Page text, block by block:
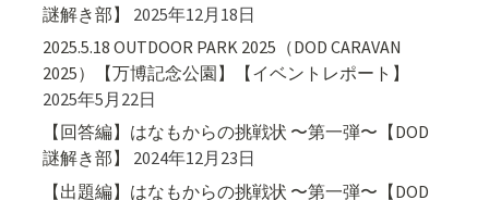
謎解き部】
2025年12月18日
2025.5.18 OUTDOOR PARK 2025（DOD CARAVAN
2025）【万博記念公園】【イベントレポート】
2025年5月22日
【回答編】はなもからの挑戦状 〜第一弾〜【DOD
謎解き部】
2024年12月23日
【出題編】はなもからの挑戦状 〜第一弾〜【DOD